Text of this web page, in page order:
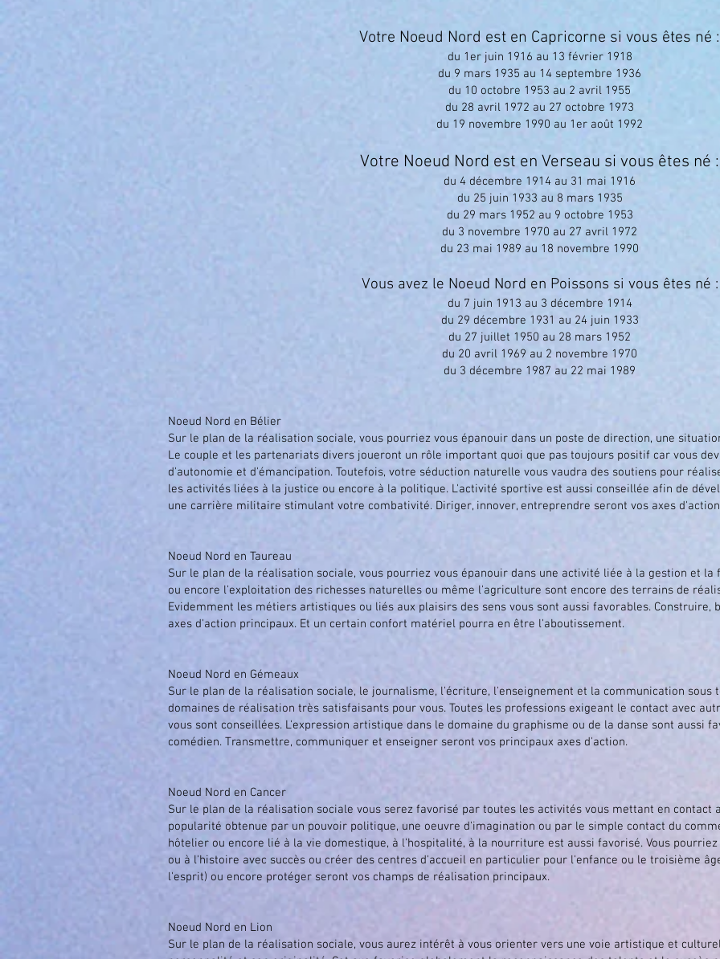
Votre Noeud Nord est en Capricorne si vous êtes né :
du 1er juin 1916 au 13 février 1918
du 9 mars 1935 au 14 septembre 1936
du 10 octobre 1953 au 2 avril 1955
du 28 avril 1972 au 27 octobre 1973
du 19 novembre 1990 au 1er août 1992
Votre Noeud Nord est en Verseau si vous êtes né :
du 4 décembre 1914 au 31 mai 1916
du 25 juin 1933 au 8 mars 1935
du 29 mars 1952 au 9 octobre 1953
du 3 novembre 1970 au 27 avril 1972
du 23 mai 1989 au 18 novembre 1990
Vous avez le Noeud Nord en Poissons si vous êtes né :
du 7 juin 1913 au 3 décembre 1914
du 29 décembre 1931 au 24 juin 1933
du 27 juillet 1950 au 28 mars 1952
du 20 avril 1969 au 2 novembre 1970
du 3 décembre 1987 au 22 mai 1989
Noeud Nord en Bélier
Sur le plan de la réalisation sociale, vous pourriez vous épanouir dans un poste de direction, une
Le couple et les partenariats divers joueront un rôle important quoi que pas toujours positif car vous
d'autonomie et d'émancipation. Toutefois, votre séduction naturelle vous vaudra des soutiens pour
les activités liées à la justice ou encore à la politique. L'activité sportive est aussi conseillée afin de
une carrière militaire stimulant votre combativité. Diriger, innover, entreprendre seront vos axes
Noeud Nord en Taureau
Sur le plan de la réalisation sociale, vous pourriez vous épanouir dans une activité liée à la gestion et
ou encore l'exploitation des richesses naturelles ou même l'agriculture sont encore des terrains de
Evidemment les métiers artistiques ou liés aux plaisirs des sens vous sont aussi favorables.
axes d'action principaux. Et un certain confort matériel pourra en être l'aboutissement.
Noeud Nord en Gémeaux
Sur le plan de la réalisation sociale, le journalisme, l'écriture, l'enseignement et la communication sous
domaines de réalisation très satisfaisants pour vous. Toutes les professions exigeant le contact avec
vous sont conseillées. L'expression artistique dans le domaine du graphisme ou de la danse sont aussi
comédien. Transmettre, communiquer et enseigner seront vos principaux axes d'action.
Noeud Nord en Cancer
Sur le plan de la réalisation sociale vous serez favorisé par toutes les activités vous mettant en contact
popularité obtenue par un pouvoir politique, une oeuvre d'imagination ou par le simple contact du
hôtelier ou encore lié à la vie domestique, à l'hospitalité, à la nourriture est aussi favorisé. Vous
ou à l'histoire avec succès ou créer des centres d'accueil en particulier pour l'enfance ou le troisième
l'esprit) ou encore protéger seront vos champs de réalisation principaux.
Noeud Nord en Lion
Sur le plan de la réalisation sociale, vous aurez intérêt à vous orienter vers une voie artistique et